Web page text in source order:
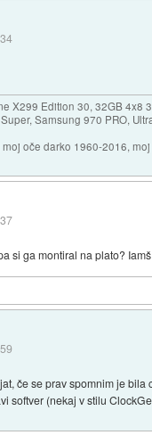
X299 Edition 30, 32GB 4x8
Samsung 970 PRO,
oče darko 1960-2016,
si ga montiral na plato?
če se prav spomnim je bila
softver (nekaj v stilu